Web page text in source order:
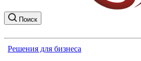
Поиск
Решения для бизнеса